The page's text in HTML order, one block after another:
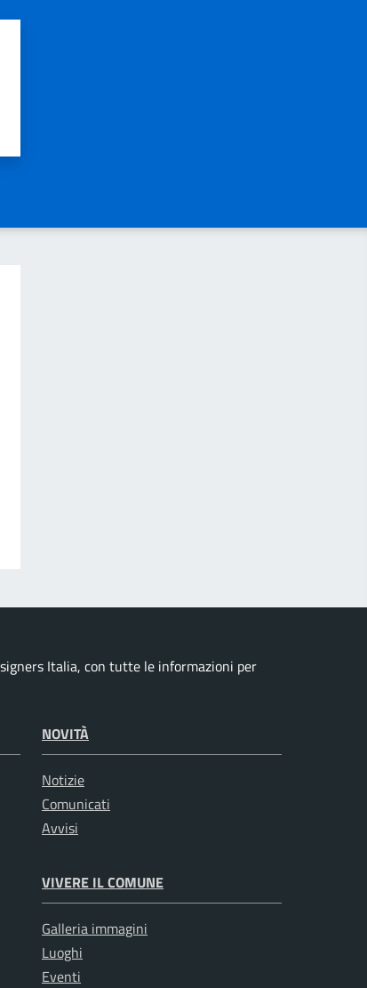
Italia, con tutte le informazioni per
NOVITÀ
Notizie
Comunicati
Avvisi
VIVERE IL COMUNE
Galleria immagini
Luoghi
Eventi